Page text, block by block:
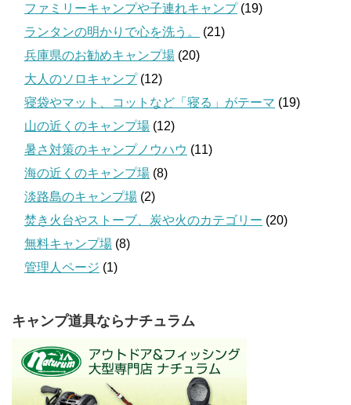
ファミリーキャンプや子連れキャンプ(19)
ランタンの明かりで心を洗う。
(21)
兵庫県のお勧めキャンプ場 (20)
大人のソロキャンプ(12)
寝袋やマット、コットなど「寝る」がテーマ (19)
山の近くのキャンプ場 (12)
暑さ対策のキャンプノウハウ (11)
海の近くのキャンプ場 (8)
淡路島のキャンプ場 (2)
焚き火台やストーブ、炭や火のカテゴリー (20)
無料キャンプ場 (8)
管理人ページ (1)
キャンプ道具ならナチュラム